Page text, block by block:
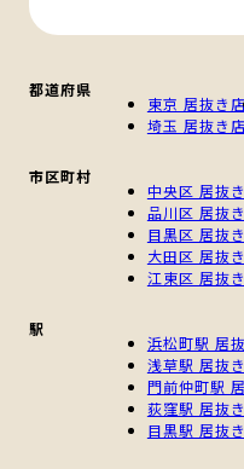
都道府県
東京 居抜き
埼玉 居抜き
市区町村
中央区 居抜
品川区 居抜
目黒区 居抜
大田区 居抜
江東区 居抜
駅
浜松町駅 居
浅草駅 居抜
門前仲町駅
荻窪駅 居抜
目黒駅 居抜